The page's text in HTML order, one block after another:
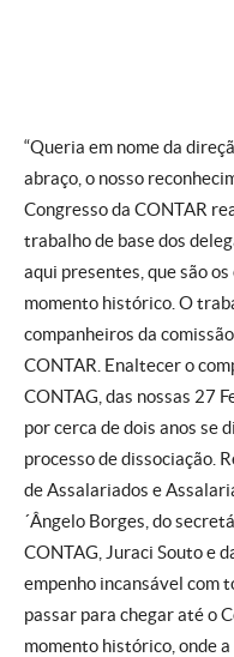
“Queria em nome da
abraço, o nosso
Congresso da CONTAR
trabalho de base dos
aqui presentes, que são
momento histórico. O
companheiros da
CONTAR. Enaltecer o
CONTAG, das nossas 27
por cerca de dois anos se
processo de dissociação.
de Assalariados e
´Ângelo Borges, do
CONTAG, Juraci Souto e
empenho incansável com
passar para chegar até o
momento histórico, onde